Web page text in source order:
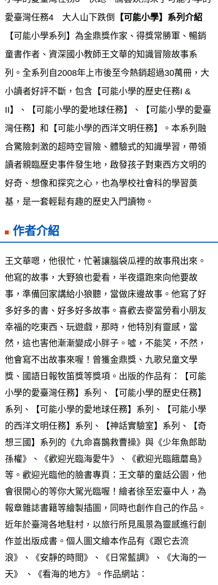
愛臺灣任務4　大人山下跌倒
【可能小學】系列介紹
【可能小學系列】為金鼎獎作家、得獎常勝軍、暢銷
童書作者、資深國小教師王文華的知識冒險故事系
列。全系列自2008年上市後至今熱銷超過30萬冊，大
小讀者好評不斷，包含【可能小學的歷史任務I &
II】、【可能小學的愛地球任務】、【可能小學的愛臺
灣任務】和【可能小學的西洋文明任務】。本系列融
合驚險刺激的超時空冒險、體驗式的知識學習，帶領
讀者親臨歷史事件發生地，啟發孩子對東西方文明的
好奇、想像和探究之心，也為學校社會科的學習奠
基，是一套輕鬆有趣的歷史入門讀物。
作者介紹
王文華嗯，他很忙，忙著讓腦袋瓜裡的故事飛出來。
他寫的故事，大野狼也愛看，半夜還跑來向他要故
事，準備回家講給小狼聽，當做床邊故事。他寫了好
多好多的書、好多好多故事。喜歡去麥當勞看小朋友
幸福的吃東西、玩遊戲，那時，他特別有靈感，當
然，這也害他漸漸變成小胖子。噓，不能笑，不然，
他會寫不出故事來喔！曾獲金鼎獎、九歌兒童文學
獎、國語日報牧笛獎等獎項。出版的作品有：【可能
小學的愛臺灣任務】系列、【可能小學的歷史任務】
系列、【可能小學的愛地球任務】系列、【可能小學
的西洋文明任務】系列、【神話實驗室】系列、【奇
想三國】系列的《九命喜鵲救曹操》與《少年魚郎助
孫權》、《歡迎光臨海愛牛》、《歡迎光臨餓蘑島》
等。歡迎光臨他的臉書專頁：王文華的童話公園，他
會很開心的等你大駕光臨喔！繪者徐至宏臺中人，為
報章雜誌書籍等繪製插圖，同時也創作自己的作品。
近年於臺灣各地駐村，以旅行所見風景為靈感進行創
作並出版成書。個人圖文繪本作品有《跟它去流
浪》、《安靜的時間》、《日常藍調》、《大海的一
天》 、《看海的地方》。作品網站：